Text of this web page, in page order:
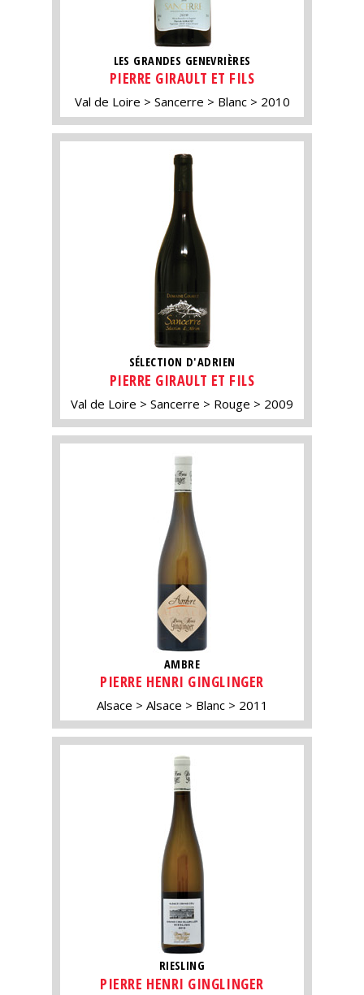
LES GRANDES GENEVRIÈRES
PIERRE GIRAULT ET FILS
Val de Loire Sancerre Blanc 2010
SÉLECTION D'ADRIEN
PIERRE GIRAULT ET FILS
Val de Loire Sancerre Rouge 2009
AMBRE
PIERRE HENRI GINGLINGER
Alsace Alsace Blanc 2011
RIESLING
PIERRE HENRI GINGLINGER